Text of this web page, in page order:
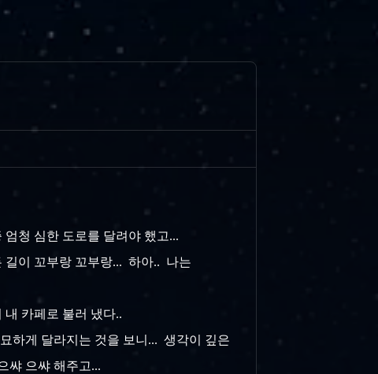
청 심한 도로를 달려야 했고...
길이 꼬부랑 꼬부랑... 하아.. 나는
카페로 불러 냈다..
하게 달라지는 것을 보니... 생각이 깊은
쌰 으쌰 해주고...